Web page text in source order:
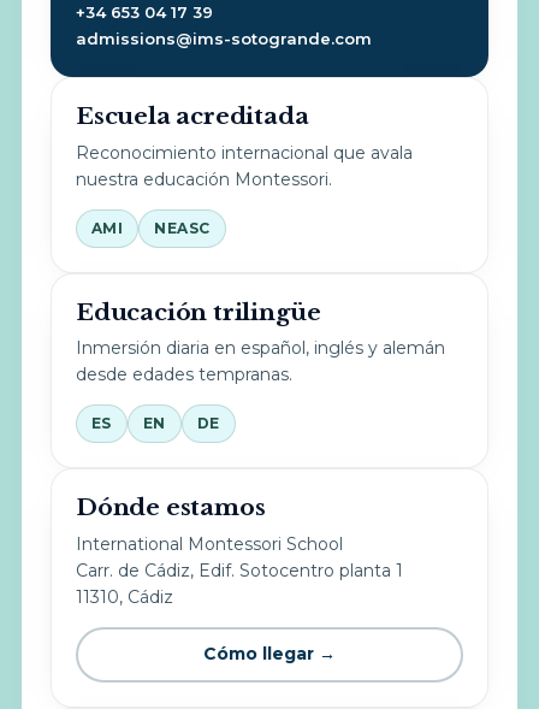
+34 653 04 17 39
admissions@ims-sotogrande.com
Escuela acreditada
Reconocimiento internacional que avala
nuestra educación Montessori.
AMI NEASC
Educación trilingüe
Inmersión diaria en español, inglés y alemán
desde edades tempranas.
ES EN DE
Dónde estamos
International Montessori School
Carr. de Cádiz, Edif. Sotocentro planta 1
11310, Cádiz
Cómo llegar →